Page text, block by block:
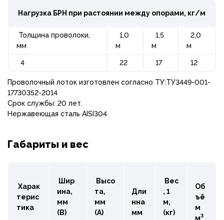
Нагрузка БРН при растоянии между опорами, кг/м
Толщина проволоки,
мм
1,0
м
1,5
м
2,0
м
4 22 17 12
Проволочный лоток изготовлен согласно ТУ:ТУ3449-001-
17730352-2014
Срок службы: 20 лет.
Нержавеющая сталь AISI304
Габариты и вес
Харак
терис
тика
Шир
ина,
мм
(B)
Высо
та,
мм
(A)
Дли
нна
мм
Вес
, 1
м,
(кг)
Об
ъё
м
м3